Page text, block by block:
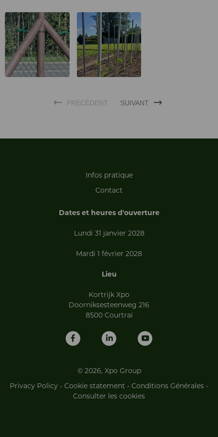
PRÉCÉDENT SUIVANT
Infos pratique
Contact
Dates et heures d'ouverture
Lundi 31 janvier 2028
Mardi 1 février 2028
Lieu
Kortrijk Xpo
Doorniksesteenweg 216
8500 Courtrai
© 2026, Xpo Group
Privacy Policy - Cookie statement - Conditions Générales -
Consulter les cookies